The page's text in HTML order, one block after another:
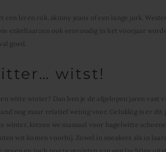
een leren rok, skinny jeans of een lange jurk.
enkellaarzen ook eenvoudig in het voorjaar
goed.
witst!
witte winter? Dan ben je de afgelopen jaren vast
nog maar relatief weinig voor. Gelukkig is er
winter, kiezen we massaal voor hagelwitte
wit komen voorbij. Zowel in sneakers als in